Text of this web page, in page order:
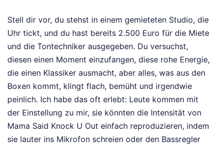
Stell dir vor, du stehst in einem gemieteten Studio, die
Uhr tickt, und du hast bereits 2.500 Euro für die Miete
und die Tontechniker ausgegeben. Du versuchst,
diesen einen Moment einzufangen, diese rohe Energie,
die einen Klassiker ausmacht, aber alles, was aus den
Boxen kommt, klingt flach, bemüht und irgendwie
peinlich. Ich habe das oft erlebt: Leute kommen mit
der Einstellung zu mir, sie könnten die Intensität von
Mama Said Knock U Out einfach reproduzieren, indem
sie lauter ins Mikrofon schreien oder den Bassregler